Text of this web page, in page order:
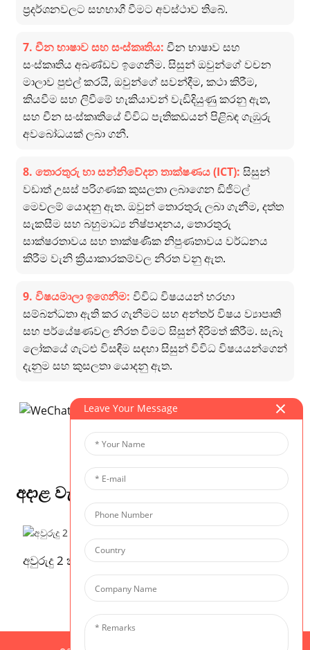
ප්‍රදර්ශනවලට සහභාගී වීමට අවස්ථාව තිබේ.
7. චීන භාෂාව සහ සංස්කෘතිය: චීන භාෂාව සහ
සංස්කෘතිය අඛණ්ඩව ඉගෙනීම. සිසුන් ඔවුන්ගේ වචන
මාලාව පුළුල් කරයි, ඔවුන්ගේ සවන්දීම, කථා කිරීම,
කියවීම සහ ලිවීමේ හැකියාවන් වැඩිදියුණු කරනු ඇත,
සහ චීන සංස්කෘතියේ විවිධ පැතිකඩයන් පිළිබඳ ගැඹුරු
අවබෝධයක් ලබා ගනී.
8. තොරතුරු හා සන්නිවේදන තාක්ෂණය (ICT): සිසුන්
වඩාත් උසස් පරිගණක කුසලතා ලබාගෙන ඩිජිටල්
මෙවලම් යොදනු ඇත. ඔවුන් තොරතුරු ලබා ගැනීම, දත්ත
සැකසීම සහ බහුමාධ්‍ය නිෂ්පාදනය, තොරතුරු
සාක්ෂරතාවය සහ තාක්ෂණික නිපුණතාවය වර්ධනය
කිරීම වැනි ක්‍රියාකාරකම්වල නිරත වනු ඇත.
9. විෂයමාලා ඉගෙනීම: විවිධ විෂයයන් හරහා
සම්බන්ධතා ඇති කර ගැනීමට සහ අන්තර් විෂය ව්‍යාපෘති
සහ පර්යේෂණවල නිරත වීමට සිසුන් දිරිමත් කිරීම. සැබෑ
ලෝකයේ ගැටළු විසඳීම සඳහා සිසුන් විවිධ විෂයයන්ගෙන්
දැනුම සහ කුසලතා යොදනු ඇත.
අදාළ වැඩසටහන
අවුරුදු 2 ක සිසුන් සඳහා ළදරු රැකවරණ වැඩසටහන
Leave Your Message